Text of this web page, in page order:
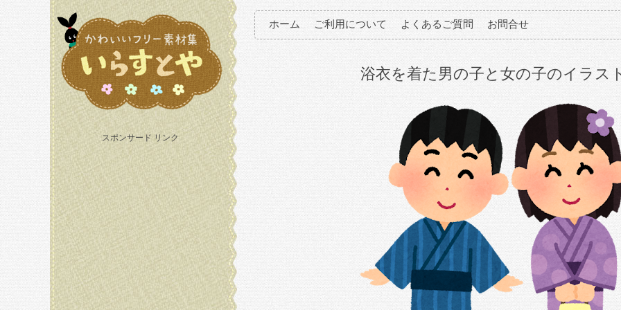
スポンサード リンク
ホーム ご利用について よくあるご質問 お問合せ
浴衣を着た男の子と女の子のイラス